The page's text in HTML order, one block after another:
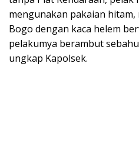
mengunakan pakaian
Bogo dengan kaca helem
pelakumya berambut
ungkap Kapolsek.